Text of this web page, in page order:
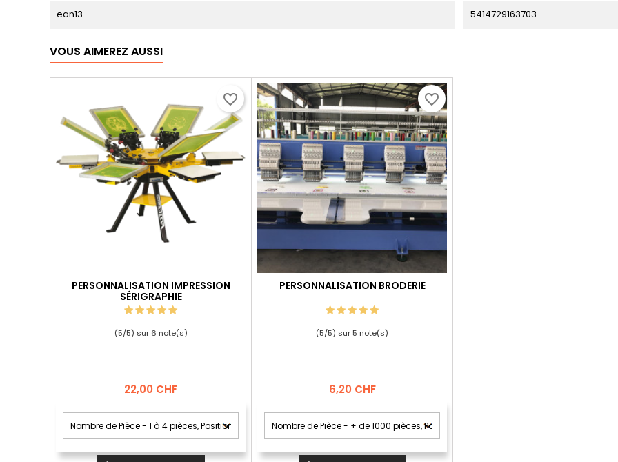
ean13 5414729163703
VOUS AIMEREZ AUSSI
PERSONNALISATION IMPRESSION
SÉRIGRAPHIE
(5/5) sur 6 note(s)
Prix
22,00 CHF
favorite_border
PERSONNALISATION BRODERIE
(5/5) sur 5 note(s)
Prix
6,20 CHF
favorite_border